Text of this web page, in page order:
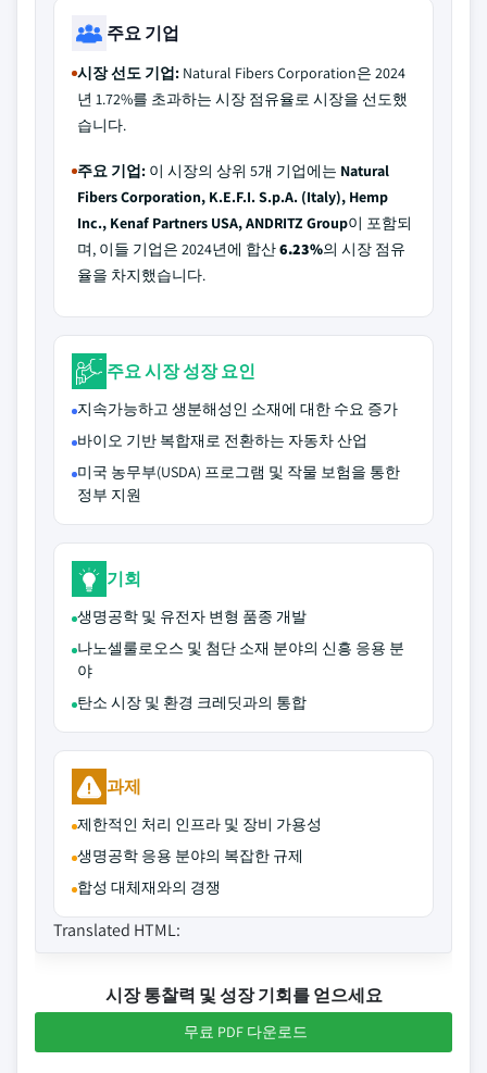
주요 기업
시장 선도 기업: Natural Fibers Corporation은 2024
년 1.72%를 초과하는 시장 점유율로 시장을 선도했
습니다.
주요 기업: 이 시장의 상위 5개 기업에는 Natural
Fibers Corporation, K.E.F.I. S.p.A. (Italy), Hemp
Inc., Kenaf Partners USA, ANDRITZ Group이 포함되
며, 이들 기업은 2024년에 합산6.23%의 시장 점유
율을 차지했습니다.
주요 시장 성장 요인
지속가능하고 생분해성인 소재에 대한 수요 증가
바이오 기반 복합재로 전환하는 자동차 산업
미국 농무부(USDA) 프로그램 및 작물 보험을 통한
정부 지원
기회
생명공학 및 유전자 변형 품종 개발
나노셀룰로오스 및 첨단 소재 분야의 신흥 응용 분
야
탄소 시장 및 환경 크레딧과의 통합
과제
제한적인 처리 인프라 및 장비 가용성
생명공학 응용 분야의 복잡한 규제
합성 대체재와의 경쟁
Translated HTML:
시장 통찰력 및 성장 기회를 얻으세요
무료 PDF 다운로드